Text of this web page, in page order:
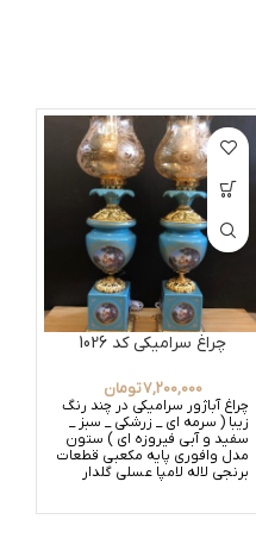
چراغ سرامیکی کد 1026
7,200,000تومان
چراغ آباژور سرامیکی در چند رنگ
زیبا ( سرمه ای _ زرشکی _ سبز _
سفید و آبی فیروزه ای ) ستون
مدل وافوری پایه مکعبی قطعات
برنجی لاله لامپا عسلی گلدار